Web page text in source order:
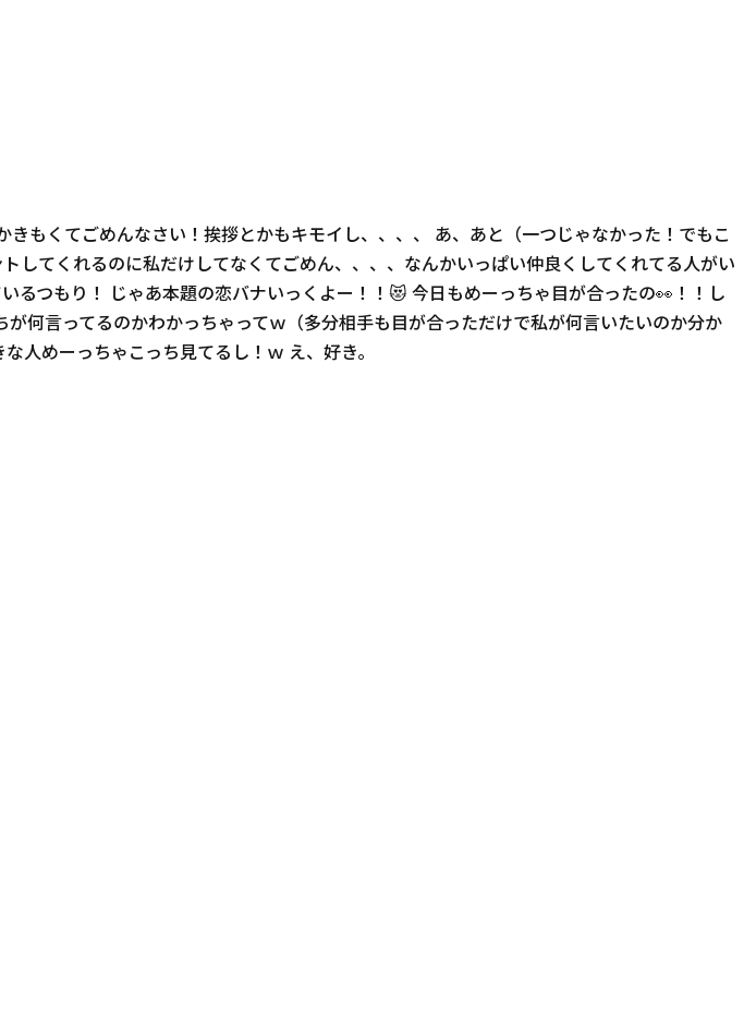
もくてごめんなさい！挨拶とかもキモイし、、、、 あ、あと（一つじゃなかった！でもこ
てくれるのに私だけしてなくてごめん、、、、なんかいっぱい仲良くしてくれてる人がい
つもり！ じゃあ本題の恋バナいっくよー！！😻 今日もめーっちゃ目が合ったの👀！！し
何言ってるのかわかっちゃってｗ（多分相手も目が合っただけで私が何言いたいのか分か
人めーっちゃこっち見てるし！ｗ え、好き。